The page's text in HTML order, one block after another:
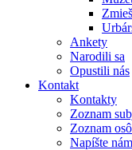
Ankety
Narodili sa
Opustili nás
Kontakt
Kontakty
Zoznam
Zoznam
Napíšte nám